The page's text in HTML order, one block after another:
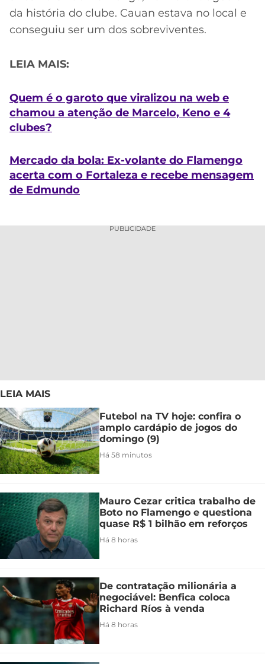
da história do clube. Cauan estava no local e
conseguiu ser um dos sobreviventes.
LEIA MAIS:
Quem é o garoto que viralizou na web e
chamou a atenção de Marcelo, Keno e 4
clubes?
Mercado da bola: Ex-volante do Flamengo
acerta com o Fortaleza e recebe mensagem
de Edmundo
PUBLICIDADE
LEIA MAIS
Futebol na TV hoje: confira o
amplo cardápio de jogos do
domingo (9)
Há 58 minutos
Mauro Cezar critica trabalho de
Boto no Flamengo e questiona
quase R$ 1 bilhão em reforços
Há 8 horas
De contratação milionária a
negociável: Benfica coloca
Richard Ríos à venda
Há 8 horas